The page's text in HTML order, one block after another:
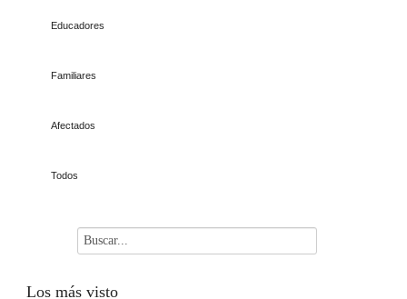
Educadores
Familiares
Afectados
Todos
Los más visto